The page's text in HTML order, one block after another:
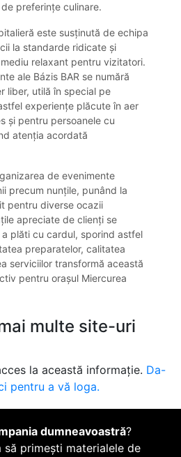
preferințe culinare.
este susținută de echipa
la standarde ridicate și
relaxant pentru vizitatori.
ale Bázis BAR se numără
liber, utilă în special pe
experiențe plăcute în aer
și pentru persoanele cu
atenția acordată
de evenimente
precum nunțile, punând la
pentru diverse ocazii
apreciate de clienți se
plăti cu cardul, sporind astfel
preparatelor, calitatea
serviciilor transformă această
pentru orașul Miercurea
multe site-uri
la această informație. Da-
pentru a vă loga.
dumneavoastră?
să primești materialele de